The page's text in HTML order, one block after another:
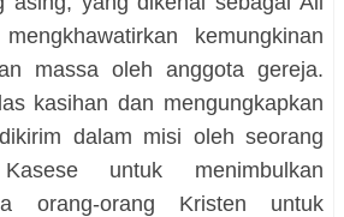
kemungkinan
massa oleh anggota gereja.
kasihan dan mengungkapkan
dalam misi oleh seorang
untuk menimbulkan
orang-orang Kristen untuk